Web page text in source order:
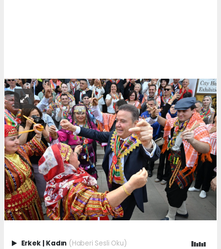
Erkek Kadın (Haberi Sesli Oku)